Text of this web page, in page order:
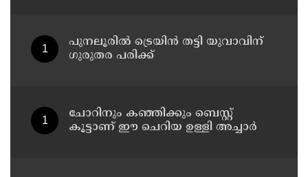
പുനലൂരിൽ ട്രെയിൻ തട്ടി യുവാവിന്
ഗുരുതര പരിക്ക്
ചോറിനും കഞ്ഞിക്കും ബെസ്റ്റ്
കൂട്ടാണ് ഈ ചെറിയ ഉള്ളി അച്ചാർ